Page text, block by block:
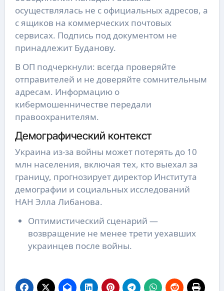
осуществлялась не с официальных адресов, а
с ящиков на коммерческих почтовых
сервисах. Подпись под документом не
принадлежит Буданову.
В ОП подчеркнули: всегда проверяйте
отправителей и не доверяйте сомнительным
адресам. Информацию о
кибермошенничестве передали
правоохранителям.
Демографический контекст
Украина из-за войны может потерять до 10
млн населения, включая тех, кто выехал за
границу, прогнозирует директор Института
демографии и социальных исследований
НАН Элла Либанова.
Оптимистический сценарий —
возвращение не менее трети уехавших
украинцев после войны.